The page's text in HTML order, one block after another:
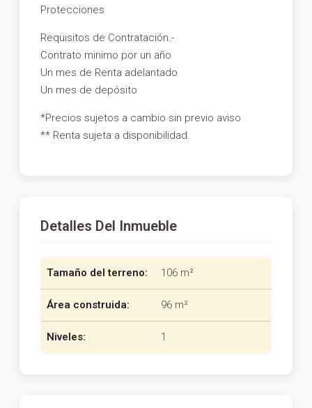
Protecciones
Requisitos de Contratación.-
Contrato minimo por un año
Un mes de Renta adelantado
Un mes de depósito
*Precios sujetos a cambio sin previo aviso
** Renta sujeta a disponibilidad.
Detalles Del Inmueble
Tamaño del terreno: 106 m²
Área construida: 96 m²
Niveles: 1